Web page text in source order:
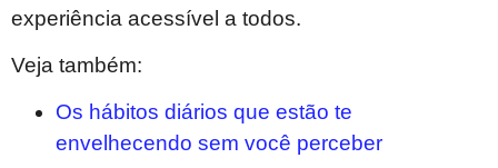
experiência acessível a todos.
Veja também:
Os hábitos diários que estão te
envelhecendo sem você perceber